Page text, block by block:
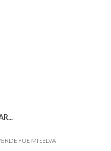
FUE MI SELVA